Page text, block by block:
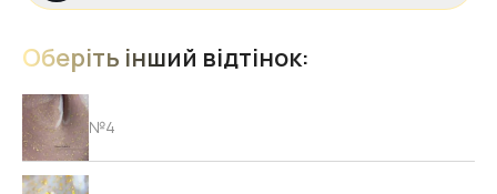
Оберіть інший відтінок:
№4